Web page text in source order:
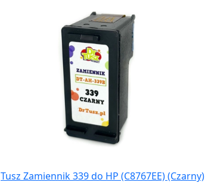
Tusz Zamiennik 339 do HP (C8767EE) (Czarny)